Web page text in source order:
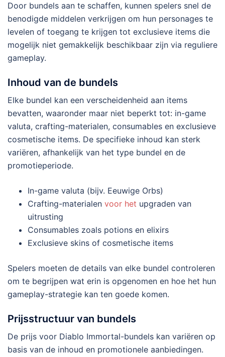
Door bundels aan te schaffen, kunnen spelers snel de
benodigde middelen verkrijgen om hun personages te
levelen of toegang te krijgen tot exclusieve items die
mogelijk niet gemakkelijk beschikbaar zijn via reguliere
gameplay.
Inhoud van de bundels
Elke bundel kan een verscheidenheid aan items
bevatten, waaronder maar niet beperkt tot: in-game
valuta, crafting-materialen, consumables en exclusieve
cosmetische items. De specifieke inhoud kan sterk
variëren, afhankelijk van het type bundel en de
promotieperiode.
In-game valuta (bijv. Eeuwige Orbs)
Crafting-materialen voor het upgraden van
uitrusting
Consumables zoals potions en elixirs
Exclusieve skins of cosmetische items
Spelers moeten de details van elke bundel controleren
om te begrijpen wat erin is opgenomen en hoe het hun
gameplay-strategie kan ten goede komen.
Prijsstructuur van bundels
De prijs voor Diablo Immortal-bundels kan variëren op
basis van de inhoud en promotionele aanbiedingen.